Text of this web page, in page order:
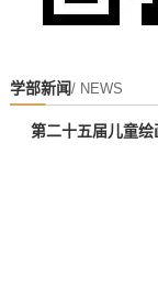
学部新闻/ NEWS
第二十五届儿童